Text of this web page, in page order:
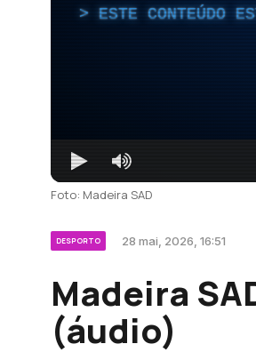
ESTE CONTEÚDO
Foto: Madeira SAD
DESPORTO 28 mai, 2026, 16:51
Madeira
(áudio)